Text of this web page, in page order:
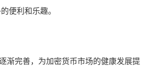
便利和乐趣。
渐完善，为加密货币市场的健康发展提